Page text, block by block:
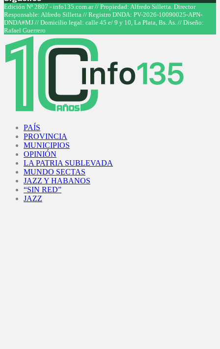
Facebook
Twitter
Instagram
Youtube
Edición Nº 2807 - info135.com.ar // Propiedad: Alfredo Silletta. Director
Responsable: Alfredo Silletta // Registro DNDA: PV-2026-10090025-APN-
DNDA#MJ // Domicilio legal: calle 45 e/ 9 y 10, La Plata, Bs. As. // Diseño:
Rafael Guerrero
PAÍS
PROVINCIA
MUNICIPIOS
OPINIÓN
LA PATRIA SUBLEVADA
MUNDO SECTAS
JAZZ Y HABANOS
“SIN RED”
JAZZ